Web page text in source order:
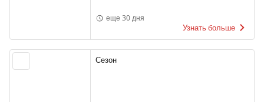
еще 30 дня
Узнать больше
Сезон